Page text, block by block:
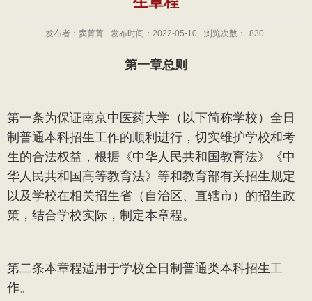
发布者：窦菁菁 发布时间：2022-05-10 浏览次数： 830
第一章总则
第一条为保证南京中医药大学（以下简称学校）全日
制普通本科招生工作的顺利进行，切实维护学校和考
生的合法权益，根据《中华人民共和国教育法》《中
华人民共和国高等教育法》等和教育部有关招生规定
以及学校在相关招生省（自治区、直辖市）的招生政
策，结合学校实际，制定本章程。
第二条本章程适用于学校全日制普通类本科招生工
作。